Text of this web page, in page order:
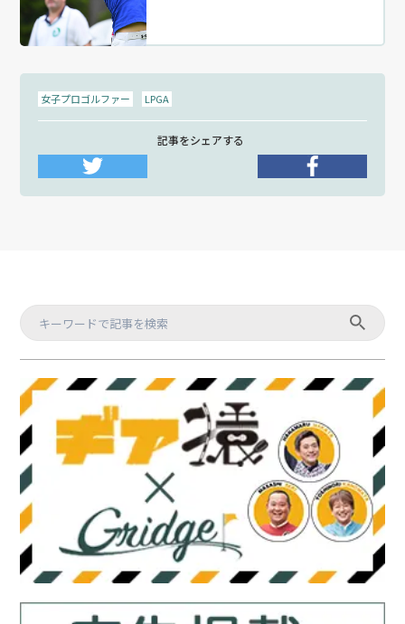
女子プロゴルファー LPGA
記事をシェアする